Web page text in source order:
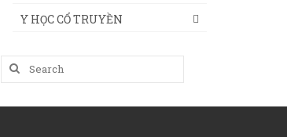
Y HỌC CỔ TRUYỀN
Search
for: